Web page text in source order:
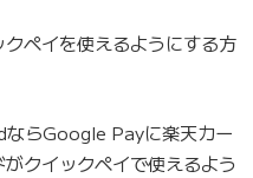
ペイを使えるようにする方
らGoogle Payに楽天カー
クイックペイで使えるよう